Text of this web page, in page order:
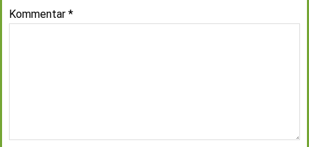
Kommentar *